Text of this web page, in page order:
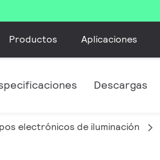
Productos Aplicaciones
Descargas
electrónicos de iluminación